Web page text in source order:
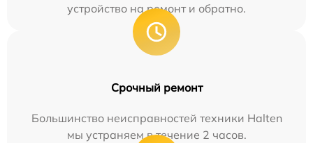
устройство на ремонт и обратно.
Срочный ремонт
Большинство неисправностей техники Halten
мы устраняем в течение 2 часов.